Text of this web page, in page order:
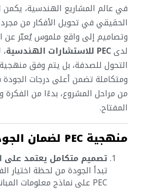
في عالم المشاريع الهندسية، يكمن
الحقيقي في تحويل الأفكار من
وتصاميم إلى واقع ملموس يُعبّر عن
لدىPEC للاستشارات الهندسية
التحول للصدفة، بل يتم وفق
ومتكاملة تضمن أعلى درجات
من مراحل المشروع، بدءًا من
المفتاح.
منهجية PEC لضمان الجودة
تصميم متكامل يعتمد على
تبدأ الجودة من لحظة اختيار